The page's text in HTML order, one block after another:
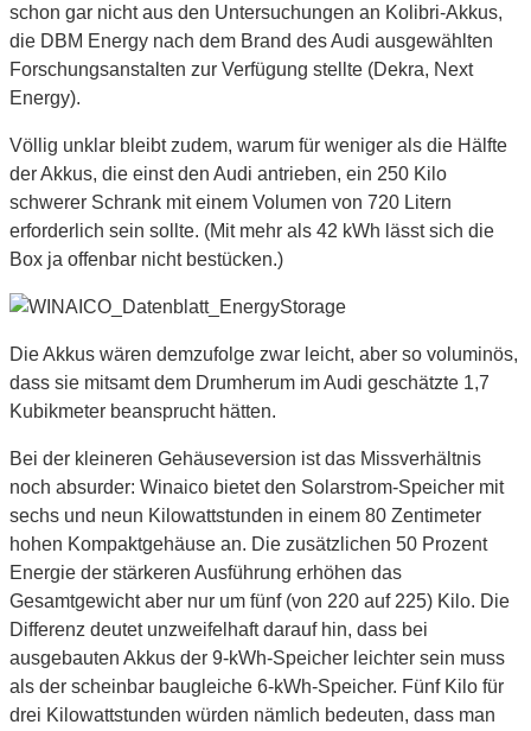
schon gar nicht aus den Untersuchungen an Kolibri-Akkus,
die DBM Energy nach dem Brand des Audi ausgewählten
Forschungsanstalten zur Verfügung stellte (Dekra, Next
Energy).
Völlig unklar bleibt zudem, warum für weniger als die Hälfte
der Akkus, die einst den Audi antrieben, ein 250 Kilo
schwerer Schrank mit einem Volumen von 720 Litern
erforderlich sein sollte. (Mit mehr als 42 kWh lässt sich die
Box ja offenbar nicht bestücken.)
Die Akkus wären demzufolge zwar leicht, aber so voluminös,
dass sie mitsamt dem Drumherum im Audi geschätzte 1,7
Kubikmeter beansprucht hätten.
Bei der kleineren Gehäuseversion ist das Missverhältnis
noch absurder: Winaico bietet den Solarstrom-Speicher mit
sechs und neun Kilowattstunden in einem 80 Zentimeter
hohen Kompaktgehäuse an. Die zusätzlichen 50 Prozent
Energie der stärkeren Ausführung erhöhen das
Gesamtgewicht aber nur um fünf (von 220 auf 225) Kilo. Die
Differenz deutet unzweifelhaft darauf hin, dass bei
ausgebauten Akkus der 9-kWh-Speicher leichter sein muss
als der scheinbar baugleiche 6-kWh-Speicher. Fünf Kilo für
drei Kilowattstunden würden nämlich bedeuten, dass man